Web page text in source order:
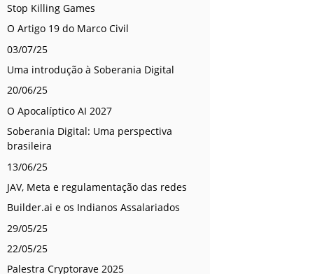
Stop Killing Games
O Artigo 19 do Marco Civil
03/07/25
Uma introdução à Soberania Digital
20/06/25
O Apocalíptico AI 2027
Soberania Digital: Uma perspectiva
brasileira
13/06/25
JAV, Meta e regulamentação das redes
Builder.ai e os Indianos Assalariados
29/05/25
22/05/25
Palestra Cryptorave 2025